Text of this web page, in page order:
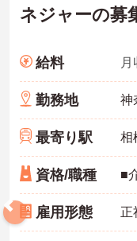
ネジャーの募
給料
勤務地
最寄り駅
資格/職種
雇用形態 正